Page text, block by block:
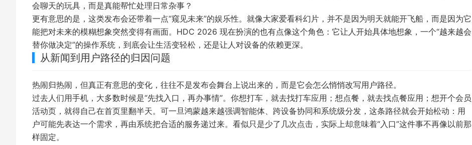
会聊天的玩具，而是真能帮忙处理日常杂事？
更有意思的是，这类发布会还带着一点“窥见未来”的娱乐性。就像大家爱看科幻片，并不是因为明天就能开飞船，而是因为它
能把对未来的模糊想象突然变得有画面。HDC 2026 现在扮演的也有点像这个角色：它让人开始具体地想象，一个“越来越会
替你做决定”的操作系统，到底会让生活变轻松，还是让人对设备的依赖更深。
从新闻到用户路径的归因问题
热闹归热闹，但真正有意思的变化，往往不是发布会舞台上说出来的，而是它会怎么悄悄改写用户路径。
过去人们用手机，大多数时候是“先找入口，再办事情”。你想打车，就去找打车应用；想点餐，就去找点餐应用；想开个会员
活动页，就得自己在首页里翻半天。可一旦鸿蒙越来越强调智能体、跨设备协同和系统级分发，这条路径就会开始松动：用
户可能先表达一个需求，再由系统把合适的服务递过来。看似只是少了几次点击，实际上却意味着“入口”这件事不再像以前那
样固定。